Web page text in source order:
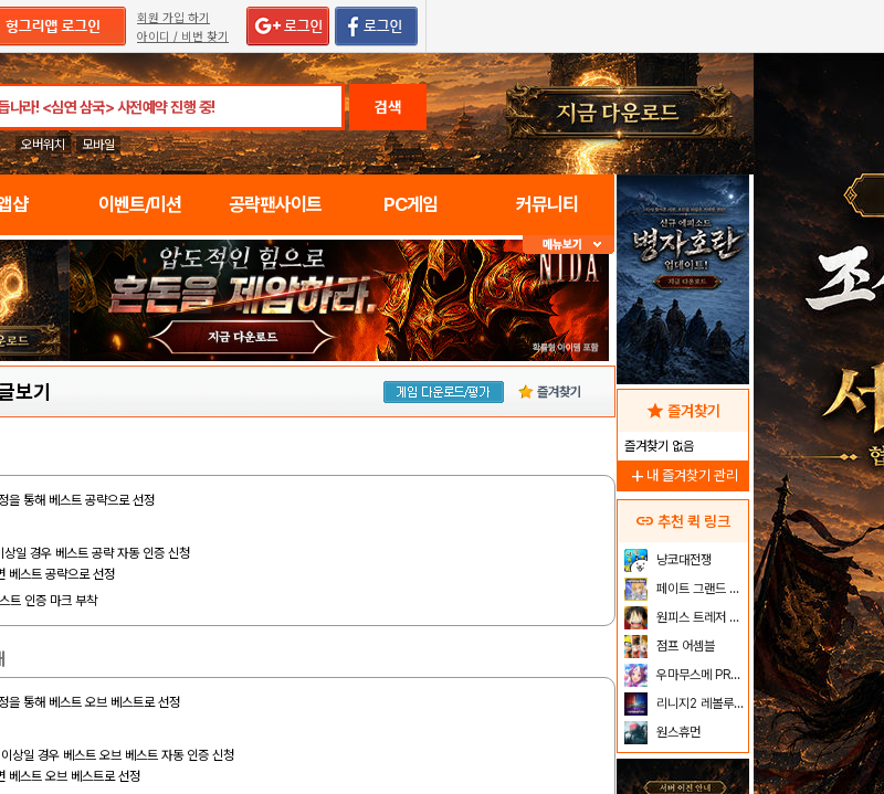
회원 가입 하기
아이디 / 비번 찾기
검색
오버워치 모바일
샵 이벤트/미션 공략팬사이트 PC게임 커뮤니티
보기 즐겨찾기
을 통해 베스트 공략으로 선정
일 경우 베스트 공략 자동 인증 신청
베스트 공략으로 선정
트 인증 마크 부착
을 통해 베스트 오브 베스트로 선정
일 경우 베스트 오브 베스트 자동 인증 신청
베스트 오브 베스트로 선정
star 즐겨찾기
즐겨찾기 없음
add 내 즐겨찾기 관리
link 추천 퀵 링크
냥코대전쟁
페이트 그랜드 오더
원피스 트레저 크루즈
점프 어셈블
우마무스메 PRETTY DERBY
리니지2 레볼루션
원스휴먼